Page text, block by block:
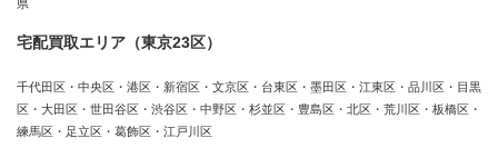
県
宅配買取エリア（東京23区）
千代田区・中央区・港区・新宿区・文京区・台東区・墨田区・江東区・品川区・目黒
区・大田区・世田谷区・渋谷区・中野区・杉並区・豊島区・北区・荒川区・板橋区・
練馬区・足立区・葛飾区・江戸川区